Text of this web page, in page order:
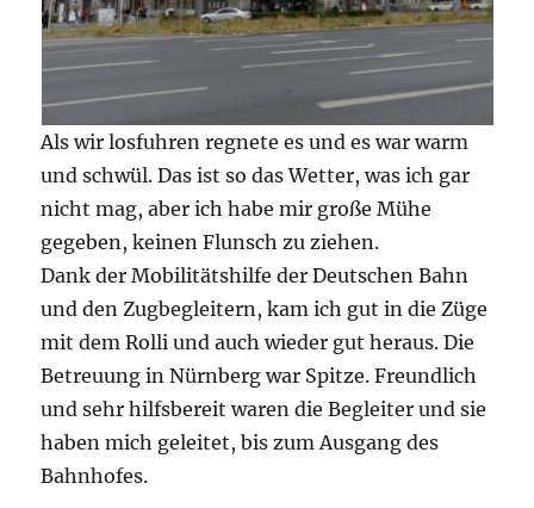
Als wir losfuhren regnete es und es war warm
und schwül. Das ist so das Wetter, was ich gar
nicht mag, aber ich habe mir große Mühe
gegeben, keinen Flunsch zu ziehen.
Dank der Mobilitätshilfe der Deutschen Bahn
und den Zugbegleitern, kam ich gut in die Züge
mit dem Rolli und auch wieder gut heraus. Die
Betreuung in Nürnberg war Spitze. Freundlich
und sehr hilfsbereit waren die Begleiter und sie
haben mich geleitet, bis zum Ausgang des
Bahnhofes.